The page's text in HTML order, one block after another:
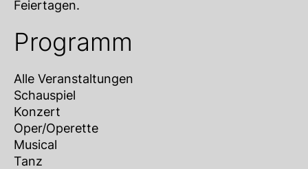
Feiertagen.
Programm
Alle Veranstaltungen
Schauspiel
Konzert
Oper/Operette
Musical
Tanz